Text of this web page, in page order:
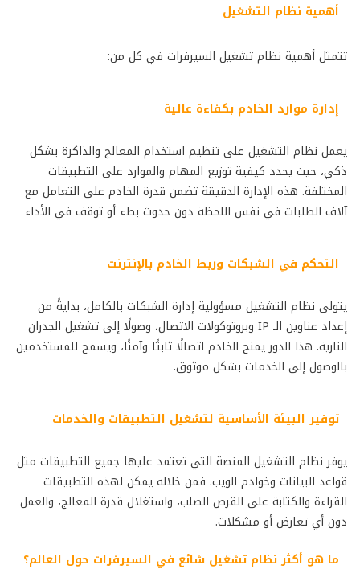
أهمية نظام التشغيل​
تتمثل أهمية نظام تشغيل السيرفرات في كل من:
إدارة موارد الخادم بكفاءة عالية
يعمل نظام التشغيل على تنظيم استخدام المعالج والذاكرة بشكل
ذكي، حيث يحدد كيفية توزيع المهام والموارد على التطبيقات
المختلفة. هذه الإدارة الدقيقة تضمن قدرة الخادم على التعامل مع
آلاف الطلبات في نفس اللحظة دون حدوث بطء أو توقف في الأداء
التحكم في الشبكات وربط الخادم بالإنترنت
يتولى نظام التشغيل مسؤولية إدارة الشبكات بالكامل، بدايةً من
إعداد عناوين الـ IP وبروتوكولات الاتصال، وصولًا إلى تشغيل الجدران
النارية. هذا الدور يمنح الخادم اتصالًا ثابتًا وآمنًا، ويسمح للمستخدمين
بالوصول إلى الخدمات بشكل موثوق.
توفير البيئة الأساسية لتشغيل التطبيقات والخدمات
يوفر نظام التشغيل المنصة التي تعتمد عليها جميع التطبيقات مثل
قواعد البيانات وخوادم الويب. فمن خلاله يمكن لهذه التطبيقات
القراءة والكتابة على القرص الصلب، واستغلال قدرة المعالج، والعمل
دون أي تعارض أو مشكلات.
ما هو أكثر نظام تشغيل شائع في السيرفرات حول العالم؟